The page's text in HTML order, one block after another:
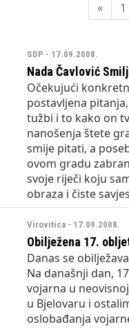
« 1
SDP - 17.09.2008.
Nada Čavlović
Očekujući
postavljena
tužbi i to kako on
nanošenja štete
smije pitati, a
ovom gradu
svoje riječi koju
obraza i čiste
Virovitica - 17.09.2008.
Obilježena 17.
Danas se
Na današnji dan,
vojarna u
u Bjelovaru i
oslobađanja